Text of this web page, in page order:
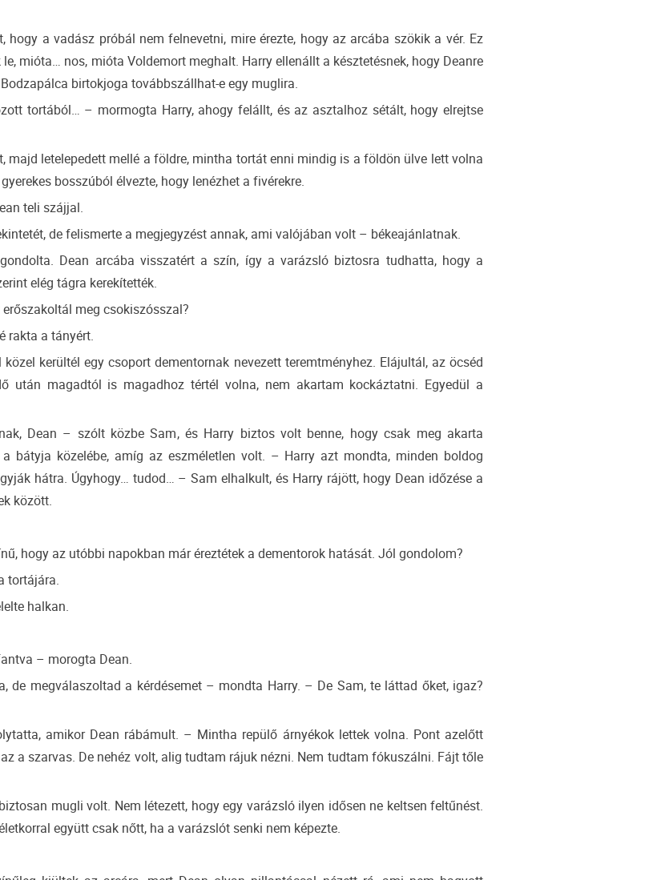
a vadász próbál nem felnevetni, mire érezte, hogy az arcába szökik a vér. Ez
mióta… nos, mióta Voldemort meghalt. Harry ellenállt a késztetésnek, hogy Deanre
birtokjoga továbbszállhat-e egy muglira.
tortából… – mormogta Harry, ahogy felállt, és az asztalhoz sétált, hogy elrejtse
majd letelepedett mellé a földre, mintha tortát enni mindig is a földön ülve lett volna
bosszúból élvezte, hogy lenézhet a fivérekre.
teli szájjal.
de felismerte a megjegyzést annak, ami valójában volt – békeajánlatnak.
Dean arcába visszatért a szín, így a varázsló biztosra tudhatta, hogy a
elég tágra kerekítették.
meg csokiszósszal?
rakta a tányért.
kerültél egy csoport dementornak nevezett teremtményhez. Elájultál, az öcséd
után magadtól is magadhoz tértél volna, nem akartam kockáztatni. Egyedül a
Dean – szólt közbe Sam, és Harry biztos volt benne, hogy csak meg akarta
bátyja közelébe, amíg az eszméletlen volt. – Harry azt mondta, minden boldog
hátra. Úgyhogy… tudod… – Sam elhalkult, és Harry rájött, hogy Dean időzése a
között.
hogy az utóbbi napokban már éreztétek a dementorok hatását. Jól gondolom?
tortájára.
halkan.
– morogta Dean.
de megválaszoltad a kérdésemet – mondta Harry. – De Sam, te láttad őket, igaz?
amikor Dean rábámult. – Mintha repülő árnyékok lettek volna. Pont azelőtt
a szarvas. De nehéz volt, alig tudtam rájuk nézni. Nem tudtam fókuszálni. Fájt tőle
mugli volt. Nem létezett, hogy egy varázsló ilyen idősen ne keltsen feltűnést.
együtt csak nőtt, ha a varázslót senki nem képezte.